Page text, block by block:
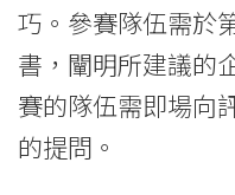
巧。參賽隊伍需於
書，闡明所建議的
賽的隊伍需即場向
的提問。